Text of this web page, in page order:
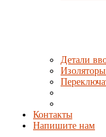
Детали
Контакты
Напишите нам